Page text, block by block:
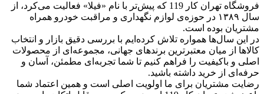
فروشگاه تهران کار 119 که پیش‌تر با نام «فیلا» فعالیت می‌کرد، از
سال ۱۳۸۹ در حوزه‌ی لوازم نگهداری و مراقبت خودرو همراه
مشتریان بوده است.
در این سال‌ها همواره تلاش کرده‌ایم با بررسی دقیق بازار و انتخاب
کالاها از میان معتبرترین برندهای جهانی، مجموعه‌ای از محصولات
اصلی و باکیفیت را فراهم کنیم تا شما تجربه‌ای مطمئن، آسان و
حرفه‌ای از خرید داشته باشید.
رضایت مشتریان برای ما اولویت اصلی است و همین اعتماد شما